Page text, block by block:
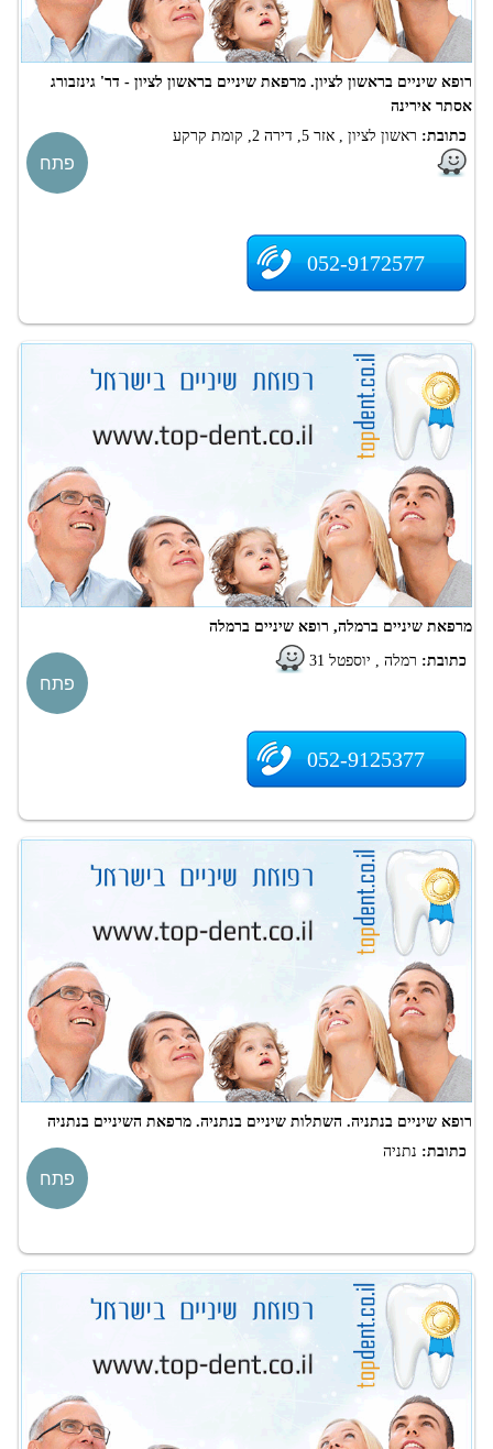
רופא שיניים בראשון לציון. מרפאת שיניים בראשון לציון - דר' גינזבורג
אסתר אירינה
כתובת: ראשון לציון , אזר 5, דירה 2, קומת קרקע
052-9172577
פתח
מרפאת שיניים ברמלה, רופא שיניים ברמלה
כתובת: רמלה , יוספטל 31
052-9125377
פתח
רופא שיניים בנתניה. השתלות שיניים בנתניה. מרפאת השיניים בנתניה
כתובת: נתניה
פתח